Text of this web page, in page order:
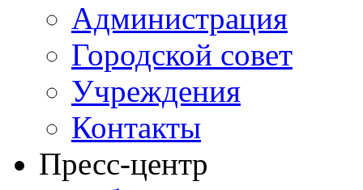
Администрация
Городской совет
Учреждения
Контакты
Пресс-центр